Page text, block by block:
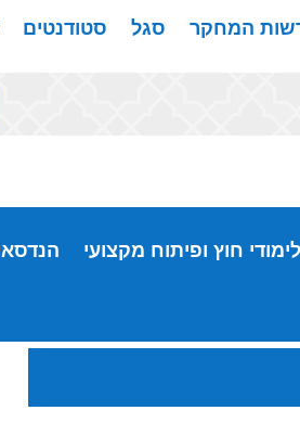
המחקר סגל סטודנטים
לימודי חוץ ופיתוח מקצועי